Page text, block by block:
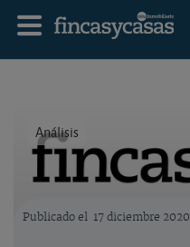
Análisis
Publicado el 17 diciembre 2020